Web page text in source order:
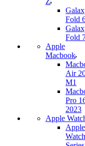
Fold
Fold
Apple
Macbook
Air
M1
Pro
2023
Apple
Apple
Watch